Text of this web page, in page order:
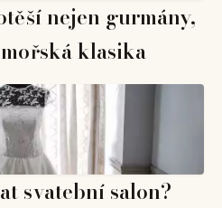
nejen gurmány,
klasika
svatební salon?